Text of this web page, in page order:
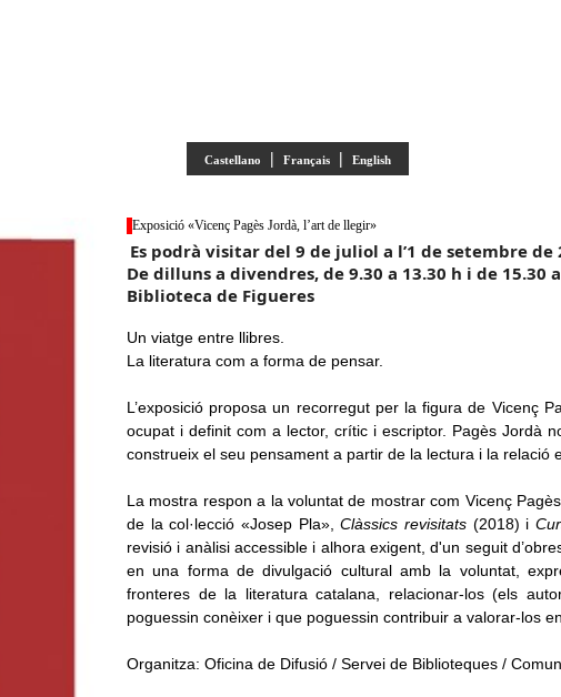
Castellano | Français | English
Exposició «Vicenç Pagès Jordà, l’art de llegir»
Es podrà visitar del 9 de juliol a l’1 de setembre de
De dilluns a divendres, de 9.30 a 13.30 h i de 15.30
Biblioteca de Figueres
Un viatge entre llibres.
La literatura com a forma de pensar.
L’exposició proposa un recorregut per la figura de Vicenç
ocupat i definit com a lector, crític i escriptor. Pagès Jordà
construeix el seu pensament a partir de la lectura i la relació
La mostra respon a la voluntat de mostrar com Vicenç
de la col·lecció «Josep Pla»,Clàssics revisitats (2018) i
revisió i anàlisi accessible i alhora exigent, d'un seguit
en una forma de divulgació cultural amb la voluntat,
fronteres de la literatura catalana, relacionar-los (els
poguessin conèixer i que poguessin contribuir a valorar-los
Organitza: Oficina de Difusió / Servei de Biblioteques /